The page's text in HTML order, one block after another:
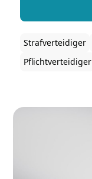
Strafverteidiger
Pflichtverteidiger